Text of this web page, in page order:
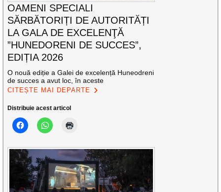
OAMENI SPECIALI
SĂRBĂTORIȚI DE AUTORITĂȚI
LA GALA DE EXCELENŢĂ
”HUNEDORENI DE SUCCES”,
EDIȚIA 2026
O nouă ediție a Galei de excelență Huneodreni
de succes a avut loc, în aceste
CITEȘTE MAI DEPARTE
Distribuie acest articol